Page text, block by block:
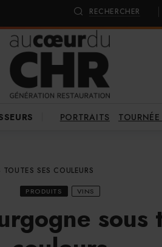
RECHERCHER
PORTRAITS
SES COULEURS
PRODUITS VINS
sous